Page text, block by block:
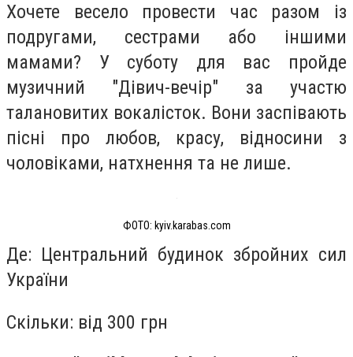
Хочете весело провести час разом із
подругами, сестрами або іншими
мамами? У суботу для вас пройде
музичний "‎Дівич-вечір"‎ за участю
талановитих вокалісток. Вони заспівають
пісні про любов, красу, відносини з
чоловіками, натхнення та не лише.
ФОТО: kyiv.karabas.com
Де: Центральний будинок збройних сил
України
Скільки: від 300 грн